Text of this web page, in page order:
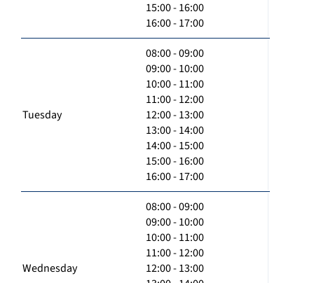
15:00 - 16:00
16:00 - 17:00
Tuesday
08:00 - 09:00
09:00 - 10:00
10:00 - 11:00
11:00 - 12:00
12:00 - 13:00
13:00 - 14:00
14:00 - 15:00
15:00 - 16:00
16:00 - 17:00
Wednesday
08:00 - 09:00
09:00 - 10:00
10:00 - 11:00
11:00 - 12:00
12:00 - 13:00